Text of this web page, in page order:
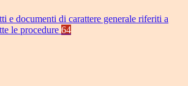
e documenti di carattere generale riferiti a
le procedure 64